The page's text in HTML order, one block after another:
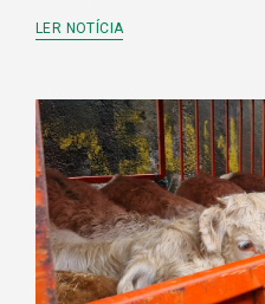
LER NOTÍCIA